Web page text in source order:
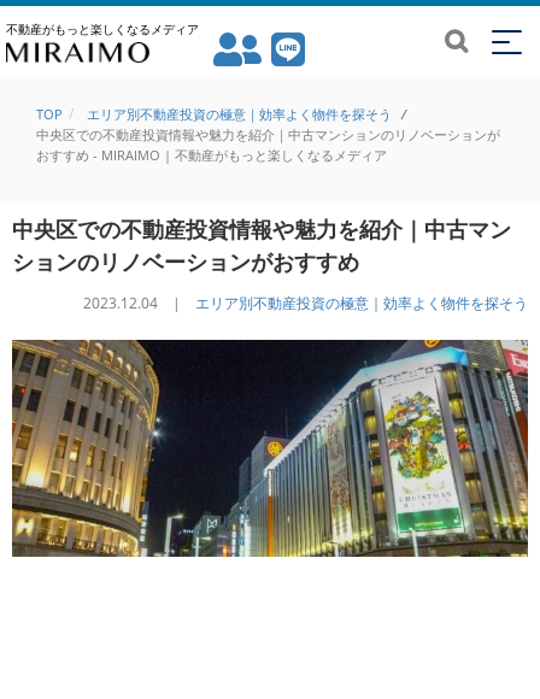
不動産がもっと楽しくなるメディア
TOP エリア別不動産投資の極意｜効率よく物件を探そう
/
中央区での不動産投資情報や魅力を紹介｜中古マンションのリノベーションが
おすすめ - MIRAIMO | 不動産がもっと楽しくなるメディア
中央区での不動産投資情報や魅力を紹介｜中古マン
ションのリノベーションがおすすめ
2023.12.04 | エリア別不動産投資の極意｜効率よく物件を探そう